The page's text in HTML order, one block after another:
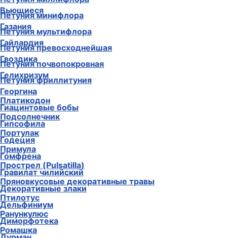
Петуния минифлора
Петуния мультифлора
Петуния превосходнейшая
Петуния почвопокровная
Петуния фриллитуния
Платикодон
Подсолнечник
Портулак
Примула
Прострел (Pulsatilla)
Пряновкусовые декоративные травы
Птилотус
Ранункулюс
Ромашка
Вьющиеся
Газания
Гайлардия
Гвоздика
Гелихризум
Георгина
Гиацинтовые бобы
Гипсофила
Годеция
Гомфрена
Гравилат чилийский
Декоративные злаки
Дельфиниум
Диморфотека